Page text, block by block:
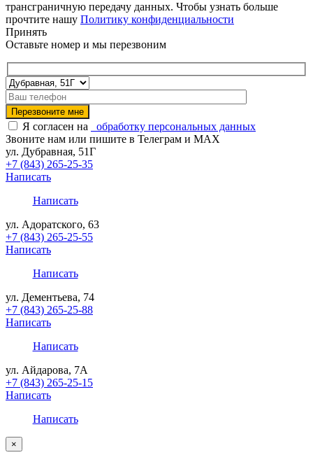
трансграничную передачу данных. Чтобы узнать больше
прочтите нашу Политику конфиденциальности
Принять
Оставьте номер и мы перезвоним
Я согласен на
обработку персональных данных
Звоните нам или пишите в Телеграм и MAX
ул. Дубравная, 51Г
+7 (843) 265-25-35
Написать
Написать
ул. Адоратского, 63
+7 (843) 265-25-55
Написать
Написать
ул. Дементьева, 74
+7 (843) 265-25-88
Написать
Написать
ул. Айдарова, 7А
+7 (843) 265-25-15
Написать
Написать
×